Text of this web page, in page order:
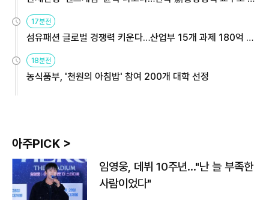
용해야
17분전
섬유패션 글로벌 경쟁력 키운다…산업부 15개 과제 180억 지
원
18분전
농식품부, '천원의 아침밥' 참여 200개 대학 선정
아주PICK >
임영웅, 데뷔 10주년…"난 늘 부족한
사람이었다"